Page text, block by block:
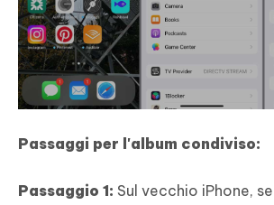
Passaggi per l'album condiviso:
Passaggio 1: Sul vecchio iPhone,